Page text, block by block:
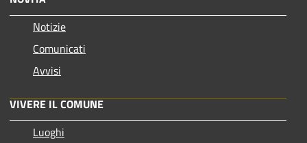
Notizie
Comunicati
Avvisi
VIVERE IL COMUNE
Luoghi